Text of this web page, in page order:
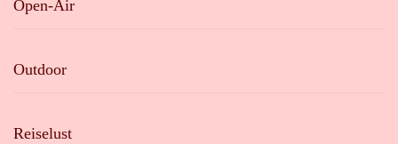
Open-Air
Outdoor
Reiselust